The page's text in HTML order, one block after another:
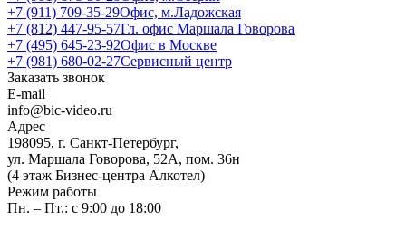
+7 (911) 709-35-29Офис, м.Ладожская
+7 (812) 447-95-57Гл. офис Маршала Говорова
+7 (495) 645-23-92Офис в Москве
+7 (981) 680-02-27Сервисный центр
Заказать звонок
E-mail
info@bic-video.ru
Адрес
198095, г. Санкт-Петербург,
ул. Маршала Говорова, 52А, пом. 36н
(4 этаж Бизнес-центра Алкотел)
Режим работы
Пн. – Пт.: с 9:00 до 18:00